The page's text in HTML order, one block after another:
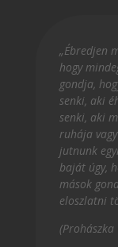
„Ébredjen
hogy
gondja,
senki, aki
senki, aki
ruhája
jutnunk
baját úgy,
mások
eloszlatni